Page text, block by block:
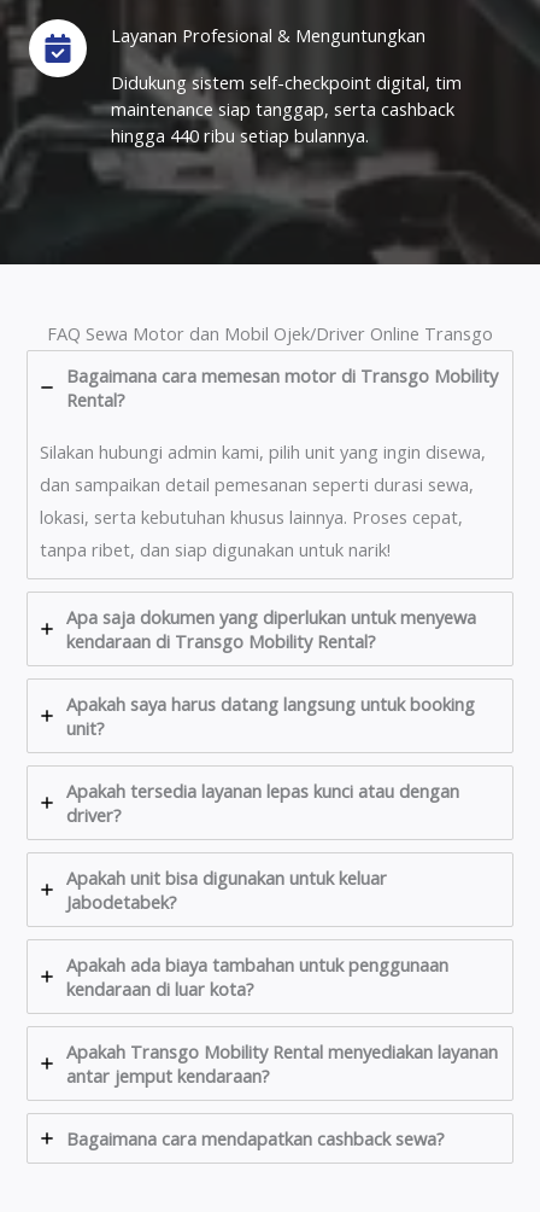
Layanan Profesional & Menguntungkan
Didukung sistem self-checkpoint digital, tim
maintenance siap tanggap, serta cashback
hingga 440 ribu setiap bulannya.
FAQ Sewa Motor dan Mobil Ojek/Driver Online Transgo
Bagaimana cara memesan motor di Transgo Mobility
Rental?
Silakan hubungi admin kami, pilih unit yang ingin disewa,
dan sampaikan detail pemesanan seperti durasi sewa,
lokasi, serta kebutuhan khusus lainnya. Proses cepat,
tanpa ribet, dan siap digunakan untuk narik!
Apa saja dokumen yang diperlukan untuk menyewa
kendaraan di Transgo Mobility Rental?
Apakah saya harus datang langsung untuk booking
unit?
Apakah tersedia layanan lepas kunci atau dengan
driver?
Apakah unit bisa digunakan untuk keluar
Jabodetabek?
Apakah ada biaya tambahan untuk penggunaan
kendaraan di luar kota?
Apakah Transgo Mobility Rental menyediakan layanan
antar jemput kendaraan?
Bagaimana cara mendapatkan cashback sewa?